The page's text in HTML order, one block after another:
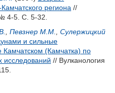
региона //
4-5. С. 5-32.
Певзнер М.М.
Сулержицкий
и сильные
Камчатском (Камчатка) по
исследований // Вулканология